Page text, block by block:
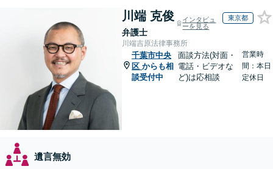
川端 克俊
弁護士
インタビュ
ーを見る
東京都
川端吉原法律事務所
千葉市中央
区 からも相
談受付中
面談方法(対面・
電話・ビデオな
ど)は応相談
営業時
間：本日
定休日
遺言無効